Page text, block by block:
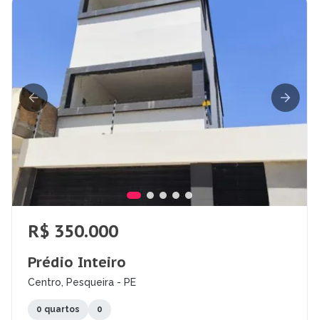
R$ 350.000
Prédio Inteiro
Centro, Pesqueira - PE
0 quartos 0